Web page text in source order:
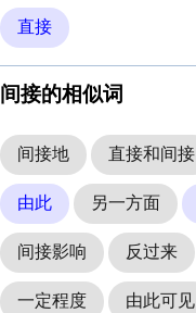
直接
间接的相似词
间接地 直接和间接
由此 另一方面
间接影响 反过来
一定程度 由此可见